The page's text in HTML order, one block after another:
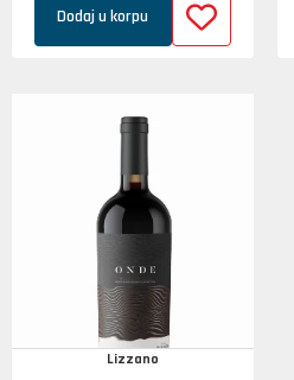
Dodaj u korpu
Lizzano